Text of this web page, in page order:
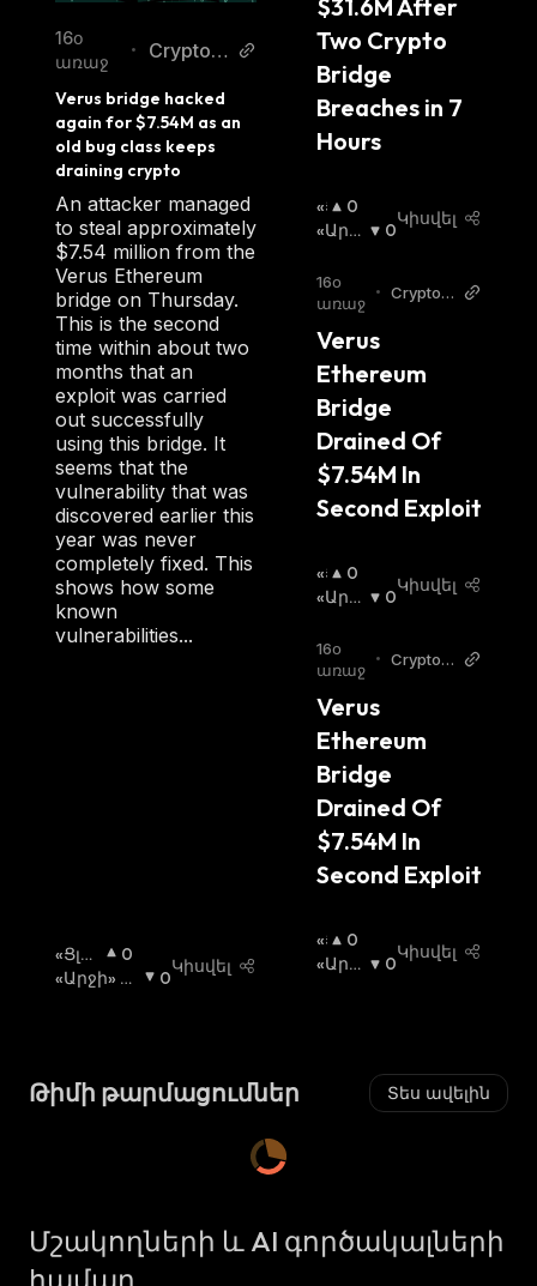
16օ
առաջ
•
Cryptop
Verus bridge hacked
again for $7.54M as an
old bug class keeps
draining crypto
An attacker managed
to steal approximately
$7.54 million from the
Verus Ethereum
bridge on Thursday.
This is the second
time within about two
months that an
exploit was carried
out successfully
using this bridge. It
seems that the
vulnerability that was
discovered earlier this
year was never
completely fixed. This
shows how some
known
vulnerabilities...
«Ցլի»
Շուկ
0
«Արջի» Շ
0
Կիսվել
$31.6M After
Two Crypto
Bridge
Breaches in 7
Hours
«Ց
Լ
Շ
Ո
Կ
Ա
:
0
«Արջ
Ւկա
0
Կիսվել
16օ
առաջ
• Crypto A
Verus
Ethereum
Bridge
Drained Of
$7.54M In
Second Exploit
«Ց
Լ
Շ
Ո
Կ
Ա
:
0
«Արջ
Ւկա
0
Կիսվել
16օ
առաջ
• Crypto A
Verus
Ethereum
Bridge
Drained Of
$7.54M In
Second Exploit
«Ց
Լ
0
«Արջ
0
Կիսվել
Թիմի թարմացումներ Տես ավելին
Մշակողների և AI գործակալների